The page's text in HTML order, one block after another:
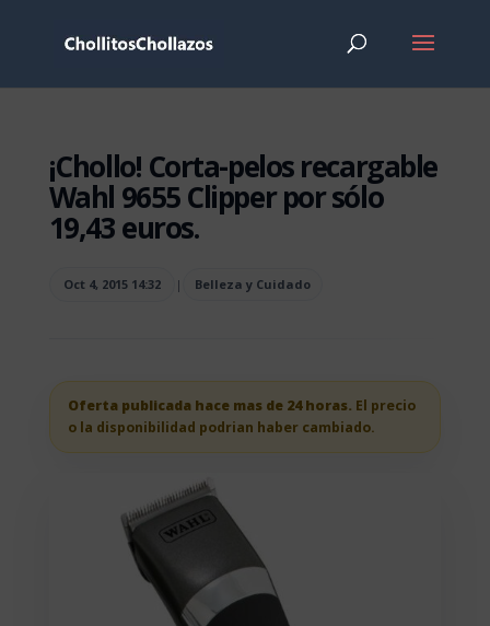
¡Chollo! Corta-pelos recargable
Wahl 9655 Clipper por sólo
19,43 euros.
Oct 4, 2015 14:32 | Belleza y Cuidado
Oferta publicada hace mas de 24 horas. El precio
o la disponibilidad podrian haber cambiado.